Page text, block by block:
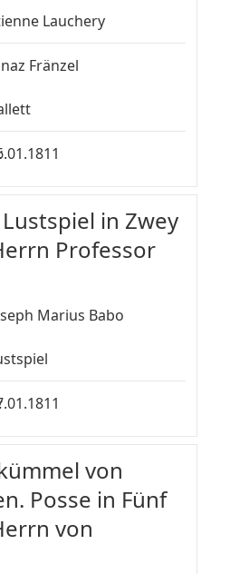
Lauchery
Fränzel
in Zwey
Professor
Marius Babo
von
Posse in Fünf
von